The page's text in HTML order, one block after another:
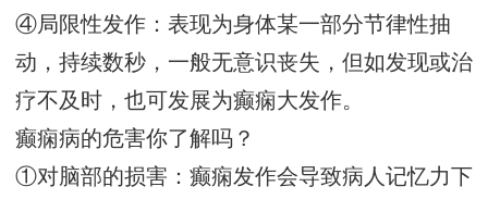
④局限性发作：表现为身体某一部分节律性抽
动，持续数秒，一般无意识丧失，但如发现或治
疗不及时，也可发展为癫痫大发作。
癫痫病的危害你了解吗？
①对脑部的损害：癫痫发作会导致病人记忆力下